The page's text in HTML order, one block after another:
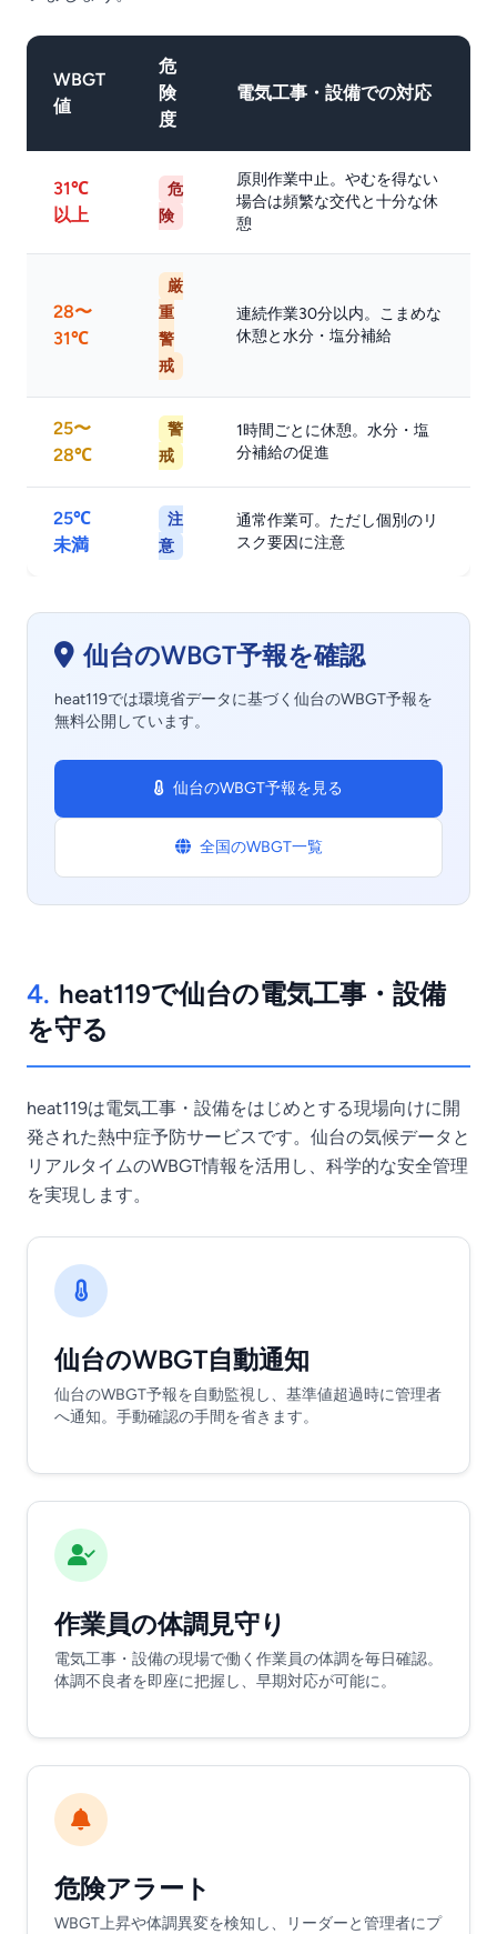
WBGT
値
危
険
度
電気工事・設備での対応
31℃
以上
危
険
原則作業中止。やむを得ない
場合は頻繁な交代と十分な休
憩
28〜
31℃
厳
重
警
戒
連続作業30分以内。こまめな
休憩と水分・塩分補給
25〜
28℃
警
戒
1時間ごとに休憩。水分・塩
分補給の促進
25℃
未満
注
意
通常作業可。ただし個別のリ
スク要因に注意
仙台のWBGT予報を確認
heat119では環境省データに基づく仙台のWBGT予報を
無料公開しています。
仙台のWBGT予報を見る
全国のWBGT一覧
4. heat119で仙台の電気工事・設備
を守る
heat119は電気工事・設備をはじめとする現場向けに開
発された熱中症予防サービスです。仙台の気候データと
リアルタイムのWBGT情報を活用し、科学的な安全管理
を実現します。
仙台のWBGT自動通知
仙台のWBGT予報を自動監視し、基準値超過時に管理者
へ通知。手動確認の手間を省きます。
作業員の体調見守り
電気工事・設備の現場で働く作業員の体調を毎日確認。
体調不良者を即座に把握し、早期対応が可能に。
危険アラート
WBGT上昇や体調異変を検知し、リーダーと管理者にプ